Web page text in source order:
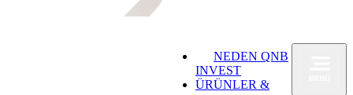
NEDEN QNB
INVEST
ÜRÜNLER &